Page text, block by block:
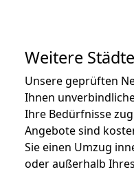
Weitere
Unsere geprüften
Ihnen
Ihre Bedürfnisse
Angebote sind
Sie einen Umzug
oder außerhalb